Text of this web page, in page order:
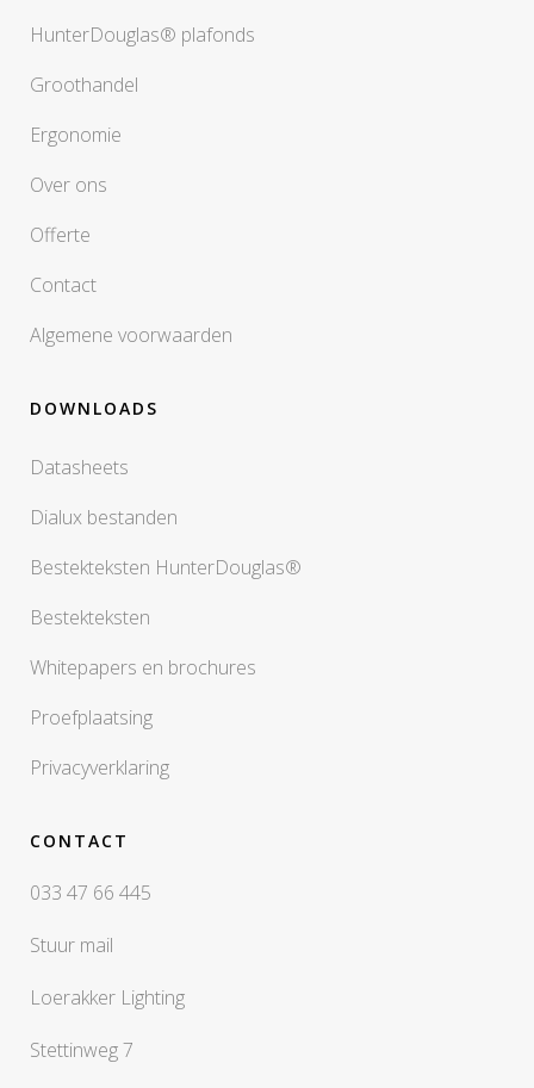
HunterDouglas® plafonds
Groothandel
Ergonomie
Over ons
Offerte
Contact
Algemene voorwaarden
DOWNLOADS
Datasheets
Dialux bestanden
Bestekteksten HunterDouglas®
Bestekteksten
Whitepapers en brochures
Proefplaatsing
Privacyverklaring
CONTACT
033 47 66 445
Stuur mail
Loerakker Lighting
Stettinweg 7